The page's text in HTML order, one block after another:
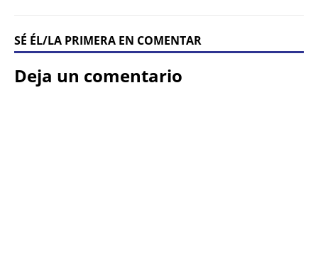
SÉ ÉL/LA PRIMERA EN COMENTAR
Deja un comentario